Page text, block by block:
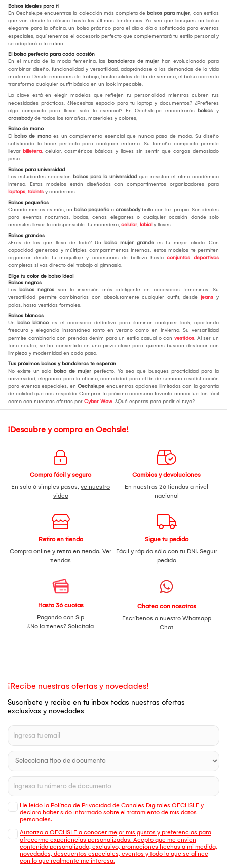
Bolsos ideales para ti
En Oechsle.pe encuentras la colección más completa de bolsos para mujer, con estilos
que van desde lo clásico hasta las últimas tendencias. Ya sea que busques un bolso
elegante para la oficina, un bolso práctico para el día a día o sofisticada para eventos
especiales, aquí tenemos el accesorio perfecto que complementará tu estilo personal y
se adaptará a tu rutina.
El bolso perfecto para cada ocasión
En el mundo de la moda femenina, las bandoleras de mujer han evolucionado para
combinar diseño, funcionalidad y versatilidad, adaptándose a las demandas de la vida
moderna. Desde reuniones de trabajo, hasta salidas de fin de semana, el bolso correcto
transforma cualquier outfit básico en un look impecable.
La clave está en elegir modelos que reflejen tu personalidad mientras cubren tus
necesidades prácticas. ¿Necesitas espacio para tu laptop y documentos? ¿Prefieres
algo compacto para llevar solo lo esencial? En Oechsle.pe encontrarás bolsos y
crossbodyde todos los tamaños, materiales y colores,
Bolso de mano
El bolso de mano es un complemento esencial que nunca pasa de moda. Su diseño
sofisticado la hace perfecta para cualquier entorno. Su tamaño compacto permite
llevar billetera, celular, cosméticos básicos y llaves sin sentir que cargas demasiado
peso.
Bolsos para universidad
Las estudiantes necesitan bolsos para la universidad que resistan el ritmo académico
intenso. Estos modelos están diseñados con compartimentos organizadores para
laptops, tablets y cuadernos.
Bolsos pequeños
Cuando menos es más, un bolso pequeño o crossbodybrilla con luz propia. Son ideales
para eventos nocturnos, bodas, cenas elegantes o cualquier ocasión donde solo
necesites llevar lo indispensable: tu monedero, celular, labial y llaves.
Bolsos grandes
¿Eres de las que lleva de todo? Un bolso mujer grande es tu mejor aliado. Con
capacidad generosa y múltiples compartimentos internos, estos modelos te permiten
organizar desde tu maquillaje y accesorios de belleza hasta conjuntos deportivos
completos si vas directo del trabajo al gimnasio.
Elige tu color de bolso ideal
Bolsos negros
Los bolsos negros son la inversión más inteligente en accesorios femeninos. Su
versatilidad permite combinarlos con absolutamente cualquier outfit, desde jeans y
polos, hasta vestidos formales.
Bolsos blancos
Un bolso blanco es el accesorio definitivo para iluminar cualquier look, aportando
frescura y elegancia instantánea tanto en verano como en invierno. Su versatilidad
permite combinarlo con prendas denim para un estilo casual o con vestidos. Al ser un
tono neutro, se ha convertido en una pieza clave para quienes buscan destacar con
limpieza y modernidad en cada paso.
Tus próximos bolsos y bandoleras te esperan
No existe un solo bolso de mujer perfecto. Ya sea que busques practicidad para la
universidad, elegancia para la oficina, comodidad para el fin de semana o sofisticación
para eventos especiales, en Oechsle.pe encuentras opciones ilimitadas con la garantía
de calidad que nos respalda. Comprar tu próximo accesorio favorito nunca fue tan fácil
como con nuestras ofertas por Cyber Wow. ¿Qué esperas para pedir el tuyo?
¡Descubre y compra en Oechsle!
Compra fácil y seguro
En solo 6 simples pasos, ve nuestro
video
Cambios y devoluciones
En nuestras 26 tiendas a nivel
nacional
Retiro en tienda
Compra online y retira en tienda. Ver
tiendas
Sigue tu pedido
Fácil y rápido sólo con tu DNI. Seguir
pedido
Hasta 36 cuotas
Pagando con Sip
¿No la tienes? Solicítala
Chatea con nosotros
Escríbenos a nuestro Whatsapp
Chat
¡Recibe nuestras ofertas y novedades!
Suscríbete y recibe en tu inbox todas nuestras ofertas
exclusivas y novedades
He leído la Política de Privacidad de Canales Digitales OECHSLE y
declaro haber sido informado sobre el tratamiento de mis datos
personales.
Autorizo a OECHSLE a conocer mejor mis gustos y preferencias para
ofrecerme experiencias personalizadas. Acepto que me envien
contenido personalizado, exclusivo, promociones hechas a mi medida,
novedades, descuentos especiales, eventos y todo lo que se alinee
con lo que realmente me interesa.